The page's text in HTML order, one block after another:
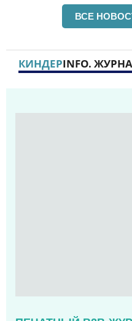
ВСЕ
КИНДЕРINFO.